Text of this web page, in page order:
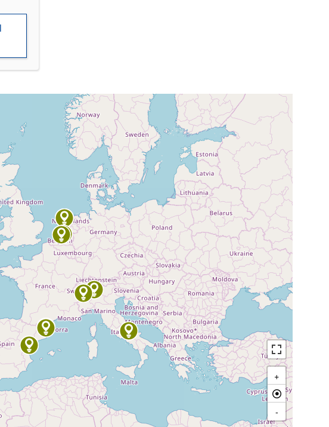
+
-